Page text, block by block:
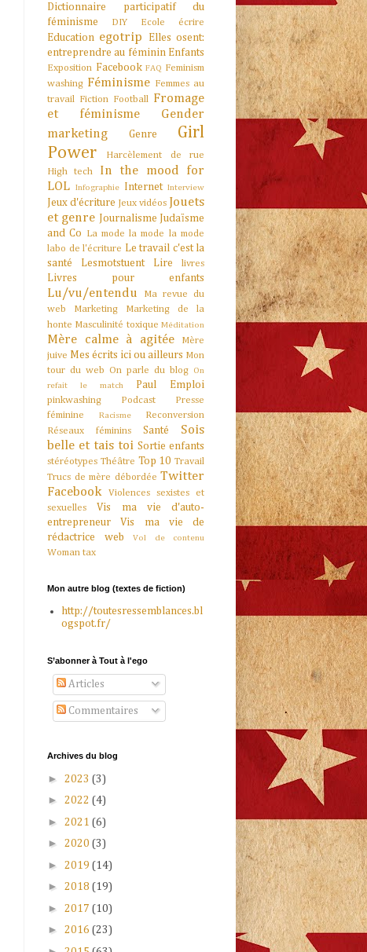
Dictionnaire participatif du
féminisme
DIY Ecole écrire
Education egotrip
Elles osent:
entreprendre au féminin Enfants
Exposition Facebook FAQ Feminism
washing Féminisme Femmes au
travail Fiction Football Fromage
et féminisme
Gender
marketing
Genre
Girl
Power
Harcèlement de rue
High tech
In the mood for
LOL
Infographie Internet Interview
Jeux d'écriture Jeux vidéos Jouets
et genre
Journalisme
Judaïsme
and Co
La mode la mode la mode
labo de l'écriture Le travail c'est la
santé
Lesmotstuent Lire livres
Livres pour enfants
Lu/vu/entendu
Ma revue du
web
Marketing
Marketing de la
honte Masculinité toxique Méditation
Mère calme à agitée
Mère
juive Mes écrits ici ou ailleurs Mon
tour du web On parle du blog
On
refait le match
Paul Emploi
pinkwashing Podcast
Presse
féminine
Racisme
Reconversion
Réseaux féminins
Santé
Sois
belle et tais toi Sortie enfants
stéréotypes Théâtre Top 10 Travail
Trucs de mère débordée Twitter
Facebook
Violences sexistes et
sexuelles
Vis ma vie d'auto-
entrepreneur
Vis ma vie de
rédactrice web
Vol de contenu
Woman tax
Mon autre blog (textes de fiction)
http://toutesressemblances.bl
ogspot.fr/
S’abonner à Tout à l'ego
Articles
Commentaires
Archives du blog
► 2023 (3)
► 2022 (4)
► 2021 (6)
► 2020 (3)
► 2019 (14)
► 2018 (19)
► 2017 (10)
► 2016 (23)